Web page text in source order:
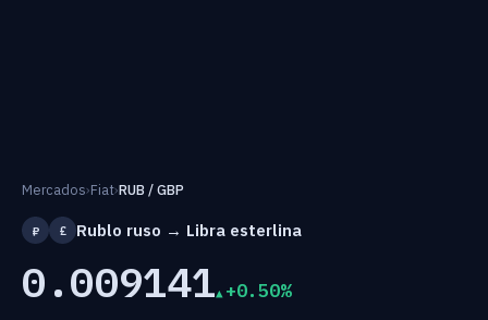
Mercados›Fiat›RUB / GBP
₽ £ Rublo ruso → Libra esterlina
0.009141 +0.50%